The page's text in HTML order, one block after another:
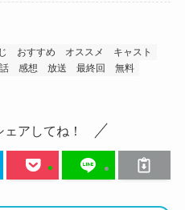
おすすめ オススメ
キャスト
感想 放送 最終回
無料
アしてね！